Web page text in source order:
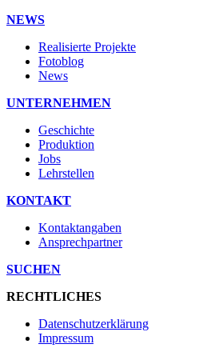
NEWS
Realisierte Projekte
Fotoblog
News
UNTERNEHMEN
Geschichte
Produktion
Jobs
Lehrstellen
KONTAKT
Kontaktangaben
Ansprechpartner
SUCHEN
RECHTLICHES
Datenschutzerklärung
Impressum